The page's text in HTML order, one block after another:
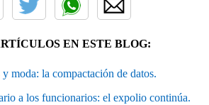
EN ESTE BLOG:
moda: la compactación de datos.
a los funcionarios: el expolio continúa.